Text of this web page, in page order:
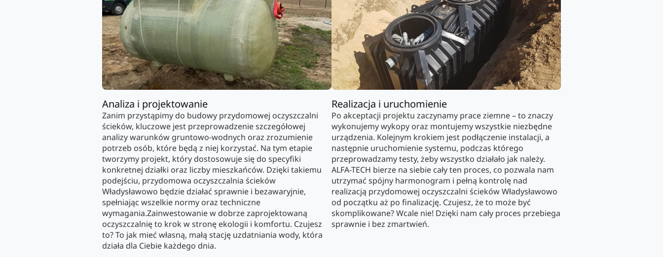
Analiza i projektowanie
Zanim przystąpimy do budowy przydomowej oczyszczalni
ścieków, kluczowe jest przeprowadzenie szczegółowej
analizy warunków gruntowo-wodnych oraz zrozumienie
potrzeb osób, które będą z niej korzystać. Na tym etapie
tworzymy projekt, który dostosowuje się do specyfiki
konkretnej działki oraz liczby mieszkańców. Dzięki takiemu
podejściu, przydomowa oczyszczalnia ścieków
Władysławowo będzie działać sprawnie i bezawaryjnie,
spełniając wszelkie normy oraz techniczne
wymagania.Zainwestowanie w dobrze zaprojektowaną
oczyszczalnię to krok w stronę ekologii i komfortu. Czujesz
to? To jak mieć własną, małą stację uzdatniania wody, która
działa dla Ciebie każdego dnia.
Realizacja i uruchomienie
Po akceptacji projektu zaczynamy prace ziemne – to znaczy
wykonujemy wykopy oraz montujemy wszystkie niezbędne
urządzenia. Kolejnym krokiem jest podłączenie instalacji, a
następnie uruchomienie systemu, podczas którego
przeprowadzamy testy, żeby wszystko działało jak należy.
ALFA-TECH bierze na siebie cały ten proces, co pozwala nam
utrzymać spójny harmonogram i pełną kontrolę nad
realizacją przydomowej oczyszczalni ścieków Władysławowo
od początku aż po finalizację. Czujesz, że to może być
skomplikowane? Wcale nie! Dzięki nam cały proces przebiega
sprawnie i bez zmartwień.